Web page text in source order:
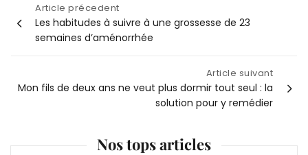
Navigation
l’article
Article précedent
Les habitudes à suivre à une grossesse de 23
semaines d’aménorrhée
Article suivant
Mon fils de deux ans ne veut plus dormir tout seul : la
solution pour y remédier
Nos tops articles